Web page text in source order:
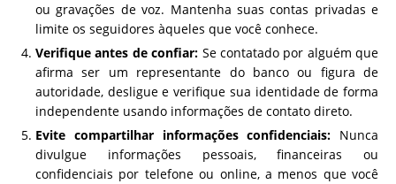
ou gravações de voz. Mantenha suas contas privadas e
limite os seguidores àqueles que você conhece.
Verifique antes de confiar: Se contatado por alguém que
afirma ser um representante do banco ou figura de
autoridade, desligue e verifique sua identidade de forma
independente usando informações de contato direto.
Evite compartilhar informações confidenciais: Nunca
divulgue informações pessoais, financeiras ou
confidenciais por telefone ou online, a menos que você